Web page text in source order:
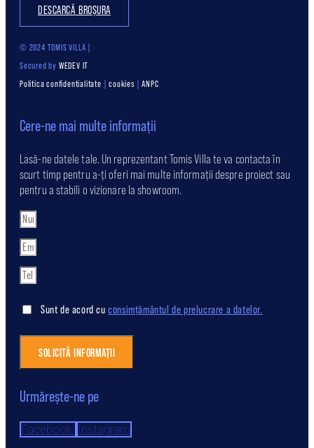
DESCARCĂ BROȘURA
© 2024 TOMIS VILLA |
Secured by WEDEV IT
Politica confidentialitate |cookies |ANPC
Cere-ne mai multe informații
Lasă-ne datele tale. Un reprezentant Tomis Villa te va contacta în
scurt timp pentru a-ți oferi mai multe informații despre proiect sau
pentru a stabili o vizionare la showroom.
Sunt de acord cuconsimțământul de prelucrare a datelor.
SOLICITĂ INFORMAȚII
Urmărește-ne pe
Facebook Instagram